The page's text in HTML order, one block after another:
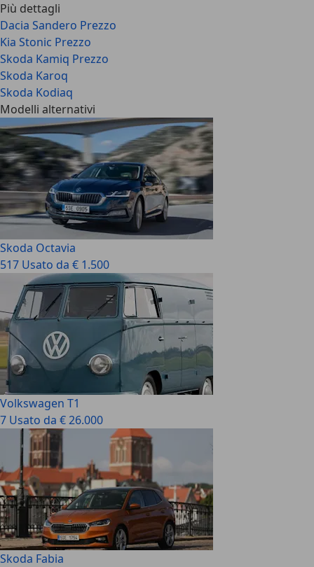
Più dettagli
Dacia Sandero Prezzo
Kia Stonic Prezzo
Skoda Kamiq Prezzo
Skoda Karoq
Skoda Kodiaq
Modelli alternativi
Skoda Octavia
517 Usato da € 1.500
Volkswagen T1
7 Usato da € 26.000
Skoda Fabia